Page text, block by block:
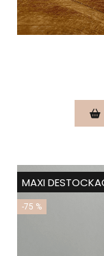
MAXI
-75 %